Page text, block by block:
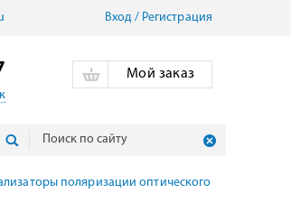
поляризации оптического
Вход / Pегистрация
Мой заказ